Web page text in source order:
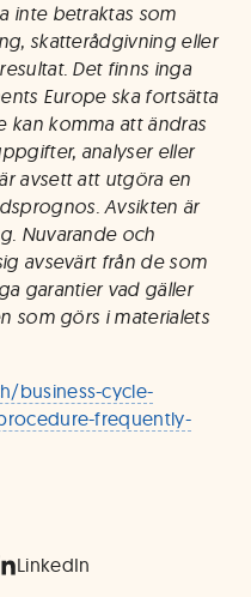
inte betraktas som
skatterådgivning eller
Det finns inga
Europe ska fortsätta
kan komma att ändras
analyser eller
avsett att utgöra en
Avsikten är
Nuvarande och
avsevärt från de som
garantier vad gäller
som görs i materialets
business-cycle-
frequently-
LinkedIn